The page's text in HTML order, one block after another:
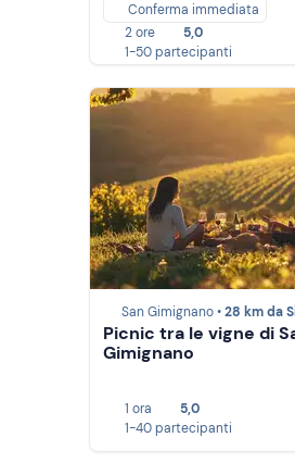
Conferma immediata
2 ore
5,0
1-50 partecipanti
San Gimignano •28 km da
Picnic tra le vigne di
Gimignano
1 ora
5,0
1-40 partecipanti